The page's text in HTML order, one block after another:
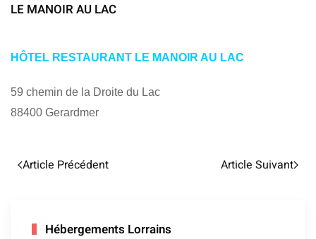
LE MANOIR AU LAC
HÔTEL RESTAURANT LE MANOIR AU LAC
59 chemin de la Droite du Lac
88400 Gerardmer
Article Précédent Article Suivant
Hébergements Lorrains